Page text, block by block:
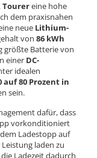
Tourereine hohe
dem praxisnahen
neue Lithium-
von 86 kWh
größte Batterie von
einer DC-
idealen
auf 80 Prozent in
sein.
dafür, dass
vorkonditioniert
Ladestopp auf
laden zu
Ladezeit dadurch